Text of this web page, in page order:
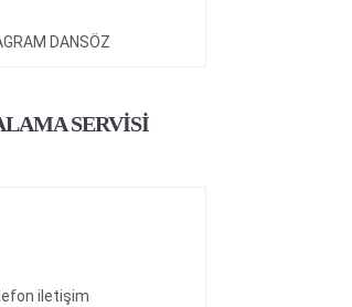
DANSÖZ
SERVİSİ
iletişim